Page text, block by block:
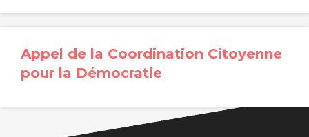
Appel de la Coordination Citoyenne
pour la Démocratie